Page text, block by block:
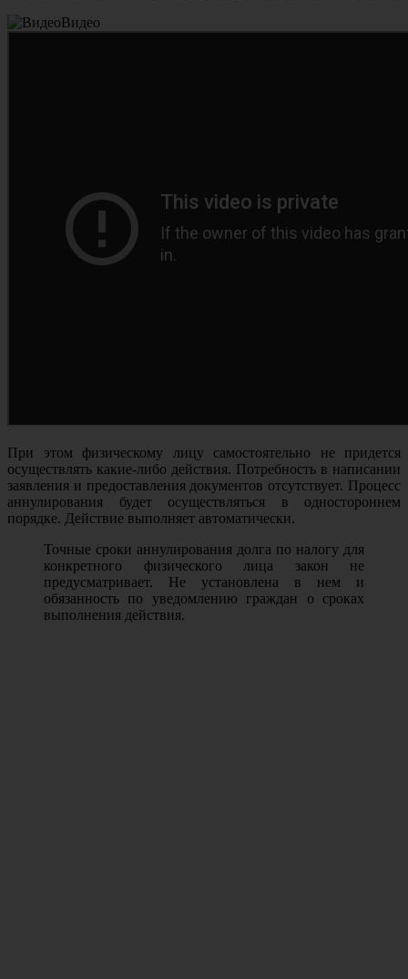
Видео
При этом физическому лицу самостоятельно не придется
осуществлять какие-либо действия. Потребность в написании
заявления и предоставления документов отсутствует. Процесс
аннулирования будет осуществляться в одностороннем
порядке. Действие выполняет автоматически.
Точные сроки аннулирования долга по налогу для
конкретного физического лица закон не
предусматривает. Не установлена в нем и
обязанность по уведомлению граждан о сроках
выполнения действия.